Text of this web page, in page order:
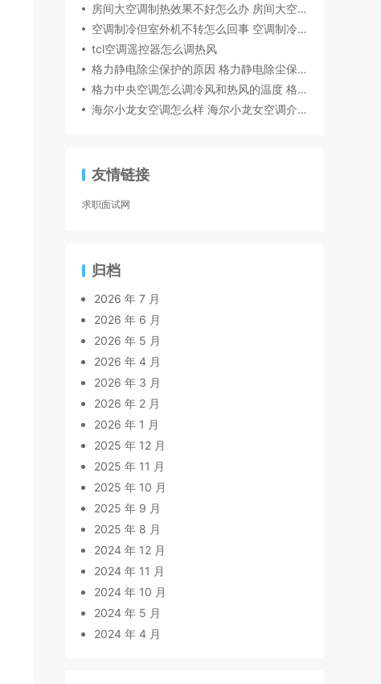
房间大空调制热效果不好怎么办 房间大空调制热效果不好解决方法
空调制冷但室外机不转怎么回事 空调制冷但室外机不转的原因
tcl空调遥控器怎么调热风
格力静电除尘保护的原因 格力静电除尘保护处理方法
格力中央空调怎么调冷风和热风的温度 格力中央空调调冷风和热风的温度方法
海尔小龙女空调怎么样 海尔小龙女空调介绍
友情链接
求职面试网
归档
2026 年 7 月
2026 年 6 月
2026 年 5 月
2026 年 4 月
2026 年 3 月
2026 年 2 月
2026 年 1 月
2025 年 12 月
2025 年 11 月
2025 年 10 月
2025 年 9 月
2025 年 8 月
2024 年 12 月
2024 年 11 月
2024 年 10 月
2024 年 5 月
2024 年 4 月